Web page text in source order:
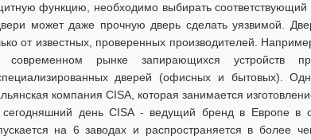
функцию, необходимо выбирать соответствующий
может даже прочную дверь сделать уязвимой.
от известных, проверенных производителей.
рынке запирающихся устройств
дверей (офисных и бытовых).
компания CISA, которая занимается
день CISA - ведущий бренд в Европе в
на 6 заводах и распространяется в более